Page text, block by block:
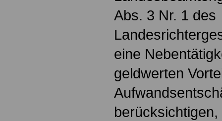
Abs. 3 Nr. 1 des
eine
geldwerten